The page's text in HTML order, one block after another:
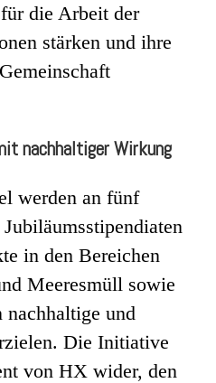
die Arbeit der
stärken und ihre
nachhaltiger Wirkung
werden an fünf
in den Bereichen
Meeresmüll sowie
nachhaltige und
Die Initiative
von HX wider, den